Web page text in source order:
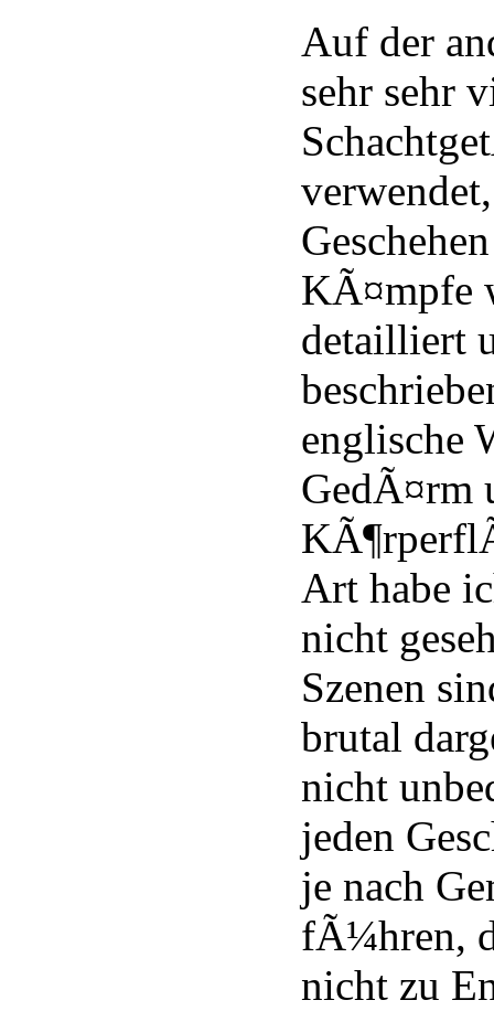
Auf der
sehr sehr
KÃ¤mpfe
detailliert
englische
GedÃ¤rm
Art habe
nicht
Szenen
brutal
nicht
jeden
je nach
fÃ¼hren,
nicht zu